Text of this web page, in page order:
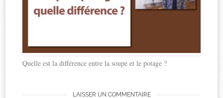
Quelle est la différence entre la soupe et le potage ?
LAISSER UN COMMENTAIRE